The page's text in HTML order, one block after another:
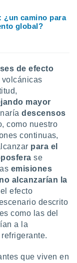
¿un camino para
global?
de efecto
volcánicas
mayor
descensos
como nuestro
continuas,
para el
se
emisiones
no alcanzarían la
efecto
descrito
como las del
a la
que viven en